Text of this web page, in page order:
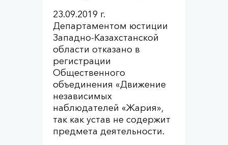
23.09.2019 г.
Департаментом юстиции
Западно-Казахстанской
области отказано в
регистрации
Общественного
объединения «Движение
независимых
наблюдателей «Жария»,
так как устав не содержит
предмета деятельности.